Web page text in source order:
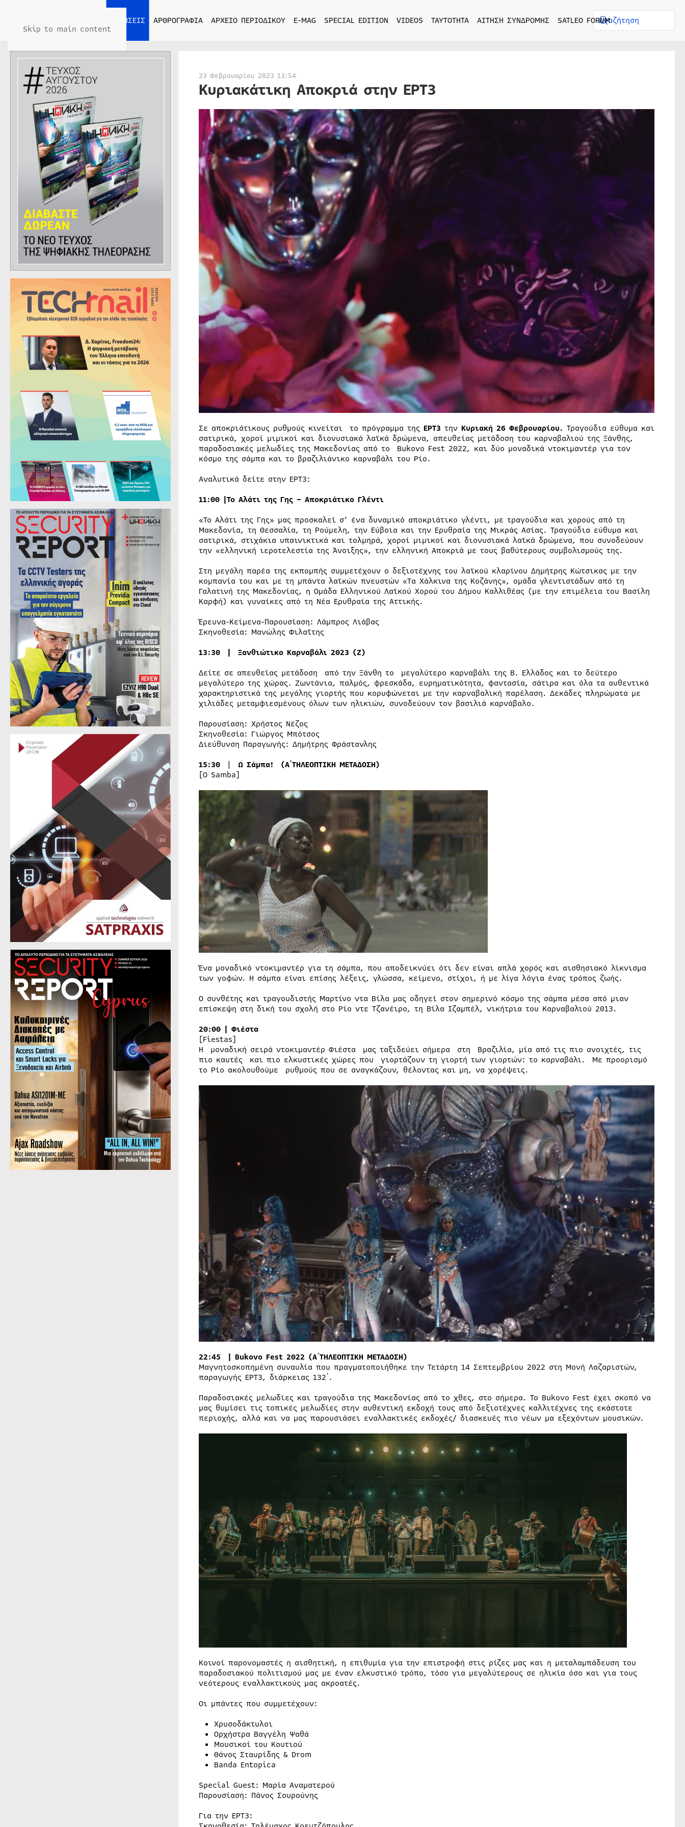
Skip to main content
ΕΙΔΗΣΕΙΣ ΑΡΘΡΟΓΡΑΦΙΑ ΑΡΧΕΙΟ ΠΕΡΙΟΔΙΚΟΥ E-MAG SPECIAL EDITION VIDEOS ΤΑΥΤΟΤΗΤΑ ΑΙΤΗΣΗ ΣΥΝΔΡΟΜΗΣ SATLEO FORUM
23 Φεβρουαρίου 2023 13:54
Κυριακάτικη Αποκριά στην ΕΡΤ3
Σε αποκριάτικους ρυθμούς κινείται το πρόγραμμα της ΕΡΤ3 την Κυριακή 26 Φεβρουαρίου. Τραγούδια εύθυμα και
σατιρικά, χοροί μιμικοί και διονυσιακά λαϊκά δρώμενα, απευθείας μετάδοση του καρναβαλιού της Ξάνθης,
παραδοσιακές μελωδίες της Μακεδονίας από το Bukovo Fest 2022, και δύο μοναδικά ντοκιμαντέρ για τον
κόσμο της σάμπα και το βραζιλιάνικο καρναβάλι του Ρίο.
Αναλυτικά δείτε στην ΕΡΤ3:
11:00 |Το Αλάτι της Γης – Αποκριάτικο Γλέντι
«Το Αλάτι της Γης» μας προσκαλεί σ’ ένα δυναμικό αποκριάτικο γλέντι, με τραγούδια και χορούς από τη
Μακεδονία, τη Θεσσαλία, τη Ρούμελη, την Εύβοια και την Ερυθραία της Μικράς Ασίας. Τραγούδια εύθυμα και
σατιρικά, στιχάκια υπαινικτικά και τολμηρά, χοροί μιμικοί και διονυσιακά λαϊκά δρώμενα, που συνοδεύουν
την «ελληνική ιεροτελεστία της Άνοιξης», την ελληνική Αποκριά με τους βαθύτερους συμβολισμούς της.
Στη μεγάλη παρέα της εκπομπής συμμετέχουν ο δεξιοτέχνης του λαϊκού κλαρίνου Δημήτρης Κώτσικας με την
κομπανία του και με τη μπάντα λαϊκών πνευστών «Τα Χάλκινα της Κοζάνης», ομάδα γλεντιστάδων από τη
Γαλατινή της Μακεδονίας, η Ομάδα Ελληνικού Λαϊκού Χορού του Δήμου Καλλιθέας (με την επιμέλεια του Βασίλη
Καρφή) και γυναίκες από τη Νέα Ερυθραία της Αττικής.
Έρευνα-Κείμενα-Παρουσίαση: Λάμπρος Λιάβας
Σκηνοθεσία: Μανώλης Φιλαΐτης
13:30 | Ξανθιώτικο Καρναβάλι 2023 (Ζ)
Δείτε σε απευθείας μετάδοση από την Ξάνθη το μεγαλύτερο καρναβάλι της Β. Ελλάδος και το δεύτερο
μεγαλύτερο της χώρας. Ζωντάνια, παλμός, φρεσκάδα, ευρηματικότητα, φαντασία, σάτιρα και όλα τα αυθεντικά
χαρακτηριστικά της μεγάλης γιορτής που κορυφώνεται με την καρναβαλική παρέλαση. Δεκάδες πληρώματα με
χιλιάδες μεταμφιεσμένους όλων των ηλικιών, συνοδεύουν τον βασιλιά καρνάβαλο.
Παρουσίαση: Χρήστος Νέζος
Σκηνοθεσία: Γιώργος Μπότσος
Διεύθυνση Παραγωγής: Δημήτρης Φράστανλης
15:30| Ω Σάμπα! (Α΄ΤΗΛΕΟΠΤΙΚΗ ΜΕΤΑΔΟΣΗ)
[O Samba]
Ένα μοναδικό ντοκιμαντέρ για τη σάμπα, που αποδεικνύει ότι δεν είναι απλά χορός και αισθησιακό λίκνισμα
των γοφών. Η σάμπα είναι επίσης λέξεις, γλώσσα, κείμενο, στίχοι, ή με λίγα λόγια ένας τρόπος ζωής.
Ο συνθέτης και τραγουδιστής Μαρτίνο ντα Βίλα μας οδηγεί στον σημερινό κόσμο της σάμπα μέσα από μιαν
επίσκεψη στη δική του σχολή στο Ρίο ντε Τζανέιρο, τη Βίλα Ιζαμπέλ, νικήτρια του Καρναβαλιού 2013.
20:00 | Φιέστα
[Fiestas]
Η μοναδική σειρά ντοκιμαντέρ Φιέστα μας ταξιδεύει σήμερα στη Βραζιλία, μία από τις πιο ανοιχτές, τις
πιο καυτές και πιο ελκυστικές χώρες που γιορτάζουν τη γιορτή των γιορτών: το καρναβάλι. Με προορισμό
το Ρίο ακολουθούμε ρυθμούς που σε αναγκάζουν, θέλοντας και μη, να χορέψεις.
22:45
| Bukovo Fest 2022 (Α΄ΤΗΛΕΟΠΤΙΚΗ ΜΕΤΑΔΟΣΗ)
Μαγνητοσκοπημένη συναυλία που πραγματοποιήθηκε την Τετάρτη 14 Σεπτεμβρίου 2022 στη Μονή Λαζαριστών,
παραγωγής ΕΡΤ3, διάρκειας 132΄.
Παραδοσιακές μελωδίες και τραγούδια της Μακεδονίας από το χθες, στο σήμερα. Το Bukovo Fest έχει σκοπό να
μας θυμίσει τις τοπικές μελωδίες στην αυθεντική εκδοχή τους από δεξιοτέχνες καλλιτέχνες της εκάστοτε
περιοχής, αλλά και να μας παρουσιάσει εναλλακτικές εκδοχές/ διασκευές πιο νέων μα εξεχόντων μουσικών.
Κοινοί παρονομαστές η αισθητική, η επιθυμία για την επιστροφή στις ρίζες μας και η μεταλαμπάδευση του
παραδοσιακού πολιτισμού μας με έναν ελκυστικό τρόπο, τόσο για μεγαλύτερους σε ηλικία όσο και για τους
νεότερους εναλλακτικούς μας ακροατές.
Οι μπάντες που συμμετέχουν:
Χρυσοδάκτυλοι
Ορχήστρα Βαγγέλη Ψαθά
Μουσικοί του Κουτιού
Θάνος Σταυρίδης & Drom
Banda Entopica
Special Guest: Μαρία Αναματερού
Παρουσίαση: Πάνος Σουρούνης
Για την ΕΡΤ3: